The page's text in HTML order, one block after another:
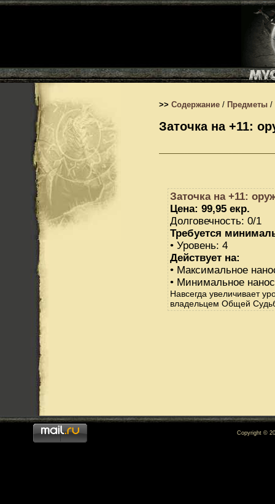
>> Содержание / Предметы /
Заточка на +11:
Заточка на +11:
Цена: 99,95 екр.
Долговечность: 0/1
Требуется
• Уровень: 4
Действует на:
• Максимальное
• Минимальное
Навсегда увеличивает
владельцем Общей
Copyright ©